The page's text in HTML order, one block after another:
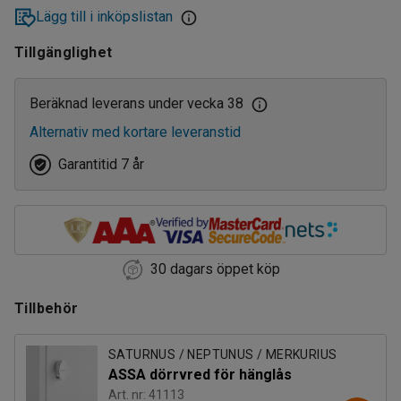
Lägg till i inköpslistan
Tillgänglighet
Beräknad leverans under vecka 38
Alternativ med kortare leveranstid
Garantitid 7 år
30 dagars öppet köp
Tillbehör
SATURNUS / NEPTUNUS / MERKURIUS
ASSA dörrvred för hänglås
Art. nr: 41113